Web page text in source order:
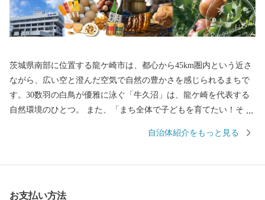
茨城県南部に位置する龍ケ崎市は、都心から45km圏内という近さ
ながら、広い空と澄んだ空気で自然の豊かさを感じられるまちで
す。30数羽の白鳥が優雅に泳ぐ「牛久沼」は、龍ケ崎を代表する
自然環境のひとつ。 また、「まち全体で子どもを育てたい！そし
娠、出産、育児、教育、それぞれのステージに応じたさまざまな
自治体紹介をもっと見る
お支払い方法